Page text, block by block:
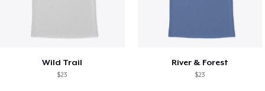
Wild Trail
$23
River & Forest
$23